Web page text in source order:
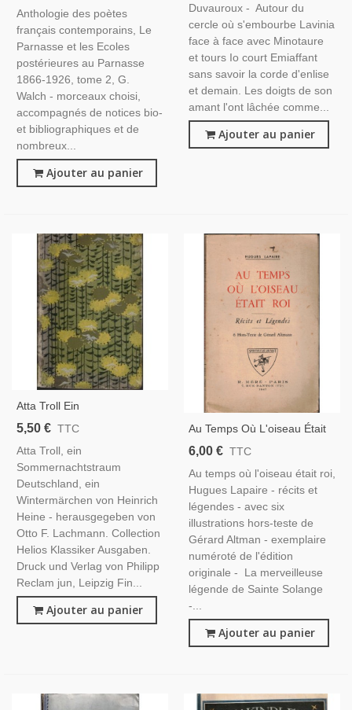
Postérieures, Walch, 1932 -
Poètes, Poésie, Poèmes,
Anthologie des poètes
français contemporains, Le
Parnasse et les Ecoles
postérieures au Parnasse
1866-1926, tome 2, G.
Walch - morceaux choisi,
accompagnés de notices bio-
et bibliographiques et de
nombreux...
Ajouter au panier
Duvauroux - Autour du
cercle où s'embourbe Lavinia
face à face avec Minotaure
et tours Io court Emiaffant
sans savoir la corde d'enlise
et demain. Les doigts de son
amant l'ont lâchée comme...
Ajouter au panier
Atta Troll Ein
Sommersnachtstraum
1917 - Litteratur, Märchen,
Helios Klassiker Ausgaben
5,50 € TTC
Atta Troll, ein
Sommernachtstraum
Deutschland, ein
Wintermärchen von Heinrich
Heine - herausgegeben von
Otto F. Lachmann. Collection
Helios Klassiker Ausgaben.
Druck und Verlag von Philipp
Reclam jun, Leipzig Fin...
Ajouter au panier
Au Temps Où L'oiseau Était
Roi, Hugues Lapaire, 1947 -,
6,00 € TTC
Au temps où l'oiseau était roi,
Hugues Lapaire - récits et
légendes - avec six
illustrations hors-teste de
Gérard Altman - exemplaire
numéroté de l'édition
originale - La merveilleuse
légende de Sainte Solange
-...
Ajouter au panier